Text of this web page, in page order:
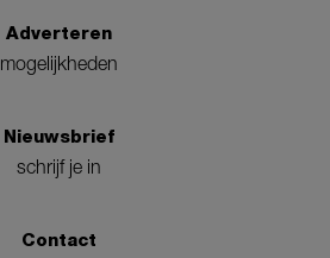
Adverteren
mogelijkheden
Nieuwsbrief
schrijf je in
Contact